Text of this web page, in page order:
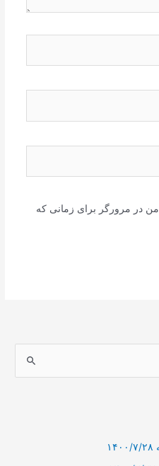
من در مرورگر برای زمانی که